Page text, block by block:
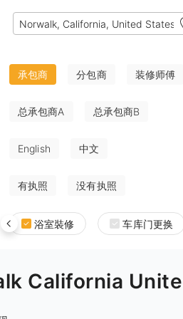
承包商 分包商 装修师傅
总承包商A 总承包商B
English 中文
有执照 没有执照
浴室裝修 车库门更换
California